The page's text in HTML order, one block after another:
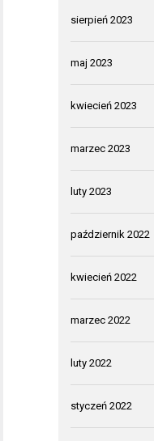
sierpień 2023
maj 2023
kwiecień 2023
marzec 2023
luty 2023
październik 2022
kwiecień 2022
marzec 2022
luty 2022
styczeń 2022